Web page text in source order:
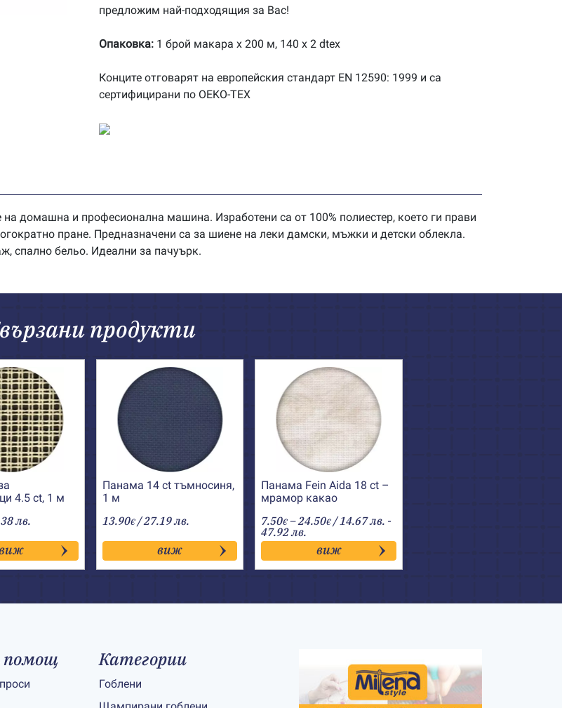
0835
предложим най-подходящия за Вас!
Опаковка: 1 брой макара х 200 м, 140 x 2 dtex
Конците отговарят на европейския стандарт EN 12590: 1999 и са
сертифицирани по OEKO-TEX
домашна и професионална машина. Изработени са от 100% полиестер, което ги прави
пране. Предназначени са за шиене на леки дамски, мъжки и детски облекла.
спално бельо. Идеални за пачуърк.
продукти
4.5 ct, 1 м
лв.
Панама 14 ct тъмносиня,
1 м
13.90€ / 27.19 лв.
виж
Панама Fein Aida 18 ct –
мрамор какао
7.50€ –24.50€Price
range:
7.50€
through
24.50€
/ 14.67 лв. -
47.92 лв.
виж
помощ Категории
Гоблени